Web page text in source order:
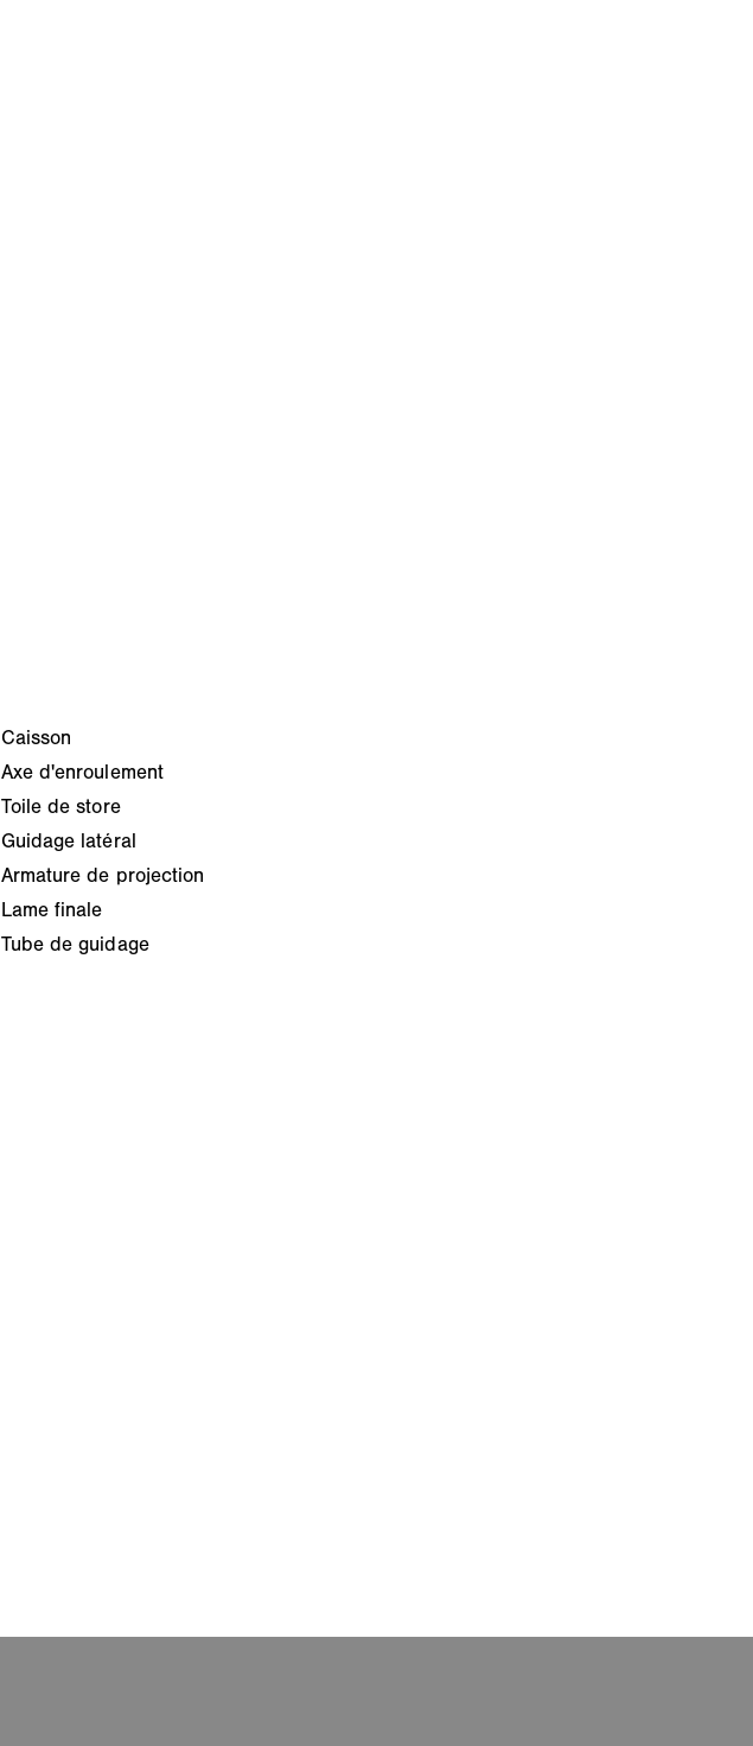
Caisson
Axe d'enroulement
Toile de store
Guidage latéral
Armature de projection
Lame finale
Tube de guidage